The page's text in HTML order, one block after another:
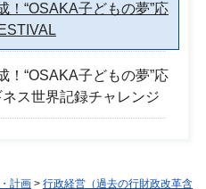
！“OSAKA子どもの夢”応
！“OSAKA子どもの夢”応
ス世界記録チャレンジ
計画 > 行政経営（過去の行財政改革含